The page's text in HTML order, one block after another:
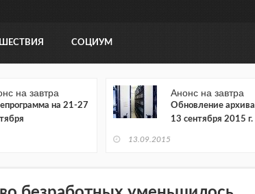
СОЦИУМ
на завтра
на 21-27
Анонс на завтра
Обновление архива
13 сентября 2015 г.
13.09.2015